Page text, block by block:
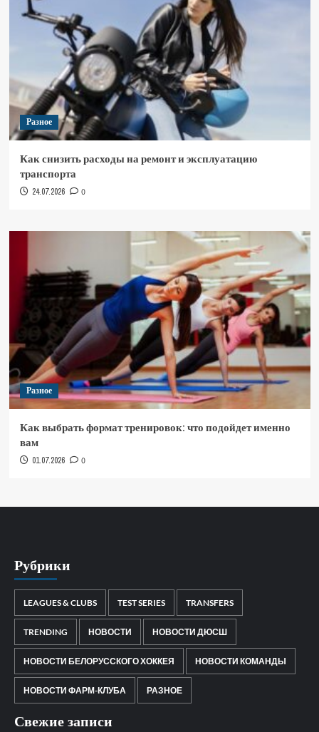
Разное
Как снизить расходы на ремонт и эксплуатацию
транспорта
24.07.2026 0
Разное
Как выбрать формат тренировок: что подойдет именно
вам
01.07.2026 0
Рубрики
LEAGUES & CLUBS TEST SERIES TRANSFERS
TRENDING НОВОСТИ НОВОСТИ ДЮСШ
НОВОСТИ БЕЛОРУССКОГО ХОККЕЯ НОВОСТИ КОМАНДЫ
НОВОСТИ ФАРМ-КЛУБА РАЗНОЕ
Свежие записи